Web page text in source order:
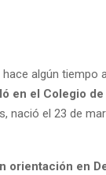
algún tiempo
en el Colegio
nació el 23 de
orientación en